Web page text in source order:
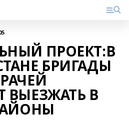
ПРОЕКТ:В
БРИГАДЫ
ВЫЕЗЖАТЬ В